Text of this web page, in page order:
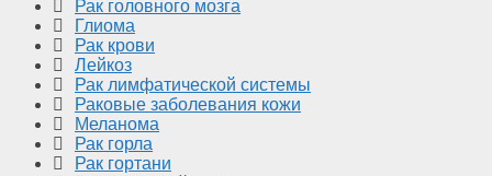
Рак головного мозга
Глиома
Рак крови
Лейкоз
Рак лимфатической системы
Раковые заболевания кожи
Меланома
Рак горла
Рак гортани